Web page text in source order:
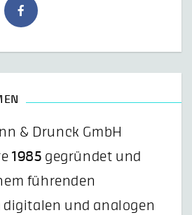
& Drunck GmbH
1985 gegründet und
führenden
digitalen und analogen